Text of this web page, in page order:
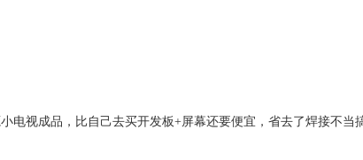
电视成品，比自己去买开发板+屏幕还要便宜，省去了焊接不